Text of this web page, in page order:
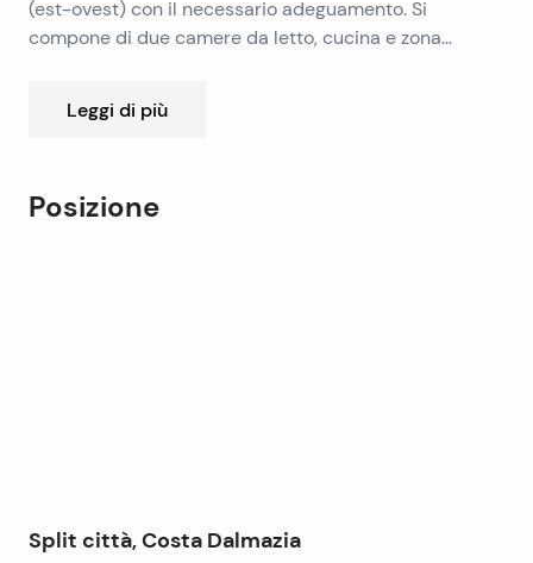
(est-ovest) con il necessario adeguamento. Si
compone di due camere da letto, cucina e zona
Leggi di più
Posizione
Split città, Costa Dalmazia